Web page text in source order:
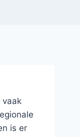
vaak
is er